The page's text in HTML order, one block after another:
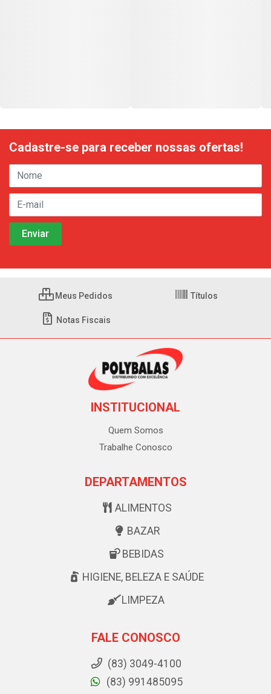
Cadastre-se para receber nossas ofertas!
Meus Pedidos Títulos
Notas Fiscais
INSTITUCIONAL
Quem Somos
Trabalhe Conosco
DEPARTAMENTOS
ALIMENTOS
BAZAR
BEBIDAS
HIGIENE, BELEZA E SAÚDE
LIMPEZA
FALE CONOSCO
(83) 3049-4100
(83) 991485095